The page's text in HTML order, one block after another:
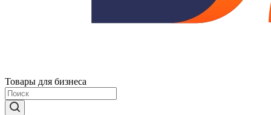
Товары для бизнеса